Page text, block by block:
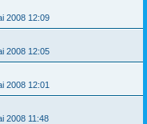
2008 12:09
2008 12:05
2008 12:01
2008 11:48